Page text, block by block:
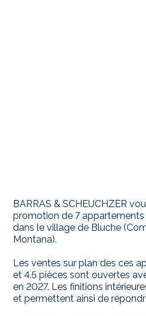
BARRAS & SCHEUCHZER
promotion de 7
dans le village de Bluche
Montana).
Les ventes sur plan des ces
et 4.5 pièces sont ouvertes
en 2027. Les finitions
et permettent ainsi de